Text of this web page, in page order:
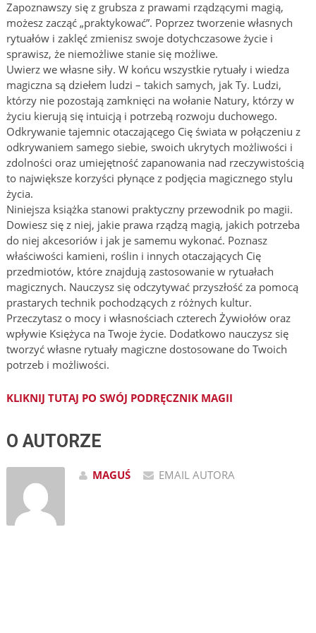
Zapoznawszy się z grubsza z prawami rządzącymi magią,
możesz zacząć „praktykować”. Poprzez tworzenie własnych
rytuałów i zaklęć zmienisz swoje dotychczasowe życie i
sprawisz, że niemożliwe stanie się możliwe.
Uwierz we własne siły. W końcu wszystkie rytuały i wiedza
magiczna są dziełem ludzi – takich samych, jak Ty. Ludzi,
którzy nie pozostają zamknięci na wołanie Natury, którzy w
życiu kierują się intuicją i potrzebą rozwoju duchowego.
Odkrywanie tajemnic otaczającego Cię świata w połączeniu z
odkrywaniem samego siebie, swoich ukrytych możliwości i
zdolności oraz umiejętność zapanowania nad rzeczywistością
to największe korzyści płynące z podjęcia magicznego stylu
życia.
Niniejsza książka stanowi praktyczny przewodnik po magii.
Dowiesz się z niej, jakie prawa rządzą magią, jakich potrzeba
do niej akcesoriów i jak je samemu wykonać. Poznasz
właściwości kamieni, roślin i innych otaczających Cię
przedmiotów, które znajdują zastosowanie w rytuałach
magicznych. Nauczysz się odczytywać przyszłość za pomocą
prastarych technik pochodzących z różnych kultur.
Przeczytasz o mocy i własnościach czterech Żywiołów oraz
wpływie Księżyca na Twoje życie. Dodatkowo nauczysz się
tworzyć własne rytuały magiczne dostosowane do Twoich
potrzeb i możliwości.
KLIKNIJ TUTAJ PO SWÓJ PODRĘCZNIK MAGII
O AUTORZE
MAGUŚ EMAIL AUTORA